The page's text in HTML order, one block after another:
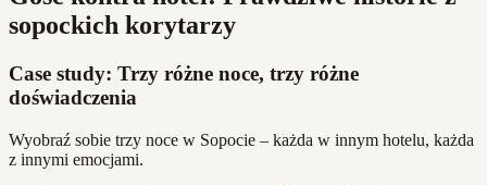
sopockich korytarzy
Case study: Trzy różne noce, trzy różne
doświadczenia
Wyobraź sobie trzy noce w Sopocie – każda w innym hotelu, każda
z innymi emocjami.